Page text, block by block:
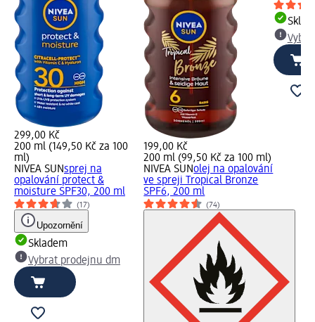
299,00 Kč
200 ml (149,50 Kč za 100
ml)
NIVEA SUNsprej na
opalování protect &
moisture SPF30, 200 ml
(17)
Upozornění
Skladem
Vybrat prodejnu dm
199,00 Kč
200 ml (99,50 Kč za 100 ml)
NIVEA SUNolej na opalování
ve spreji Tropical Bronze
SPF6, 200 ml
(74)